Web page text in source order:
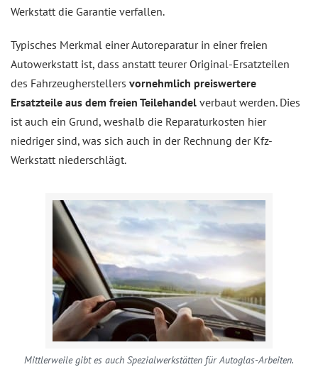
Werkstatt die Garantie verfallen.
Typisches Merkmal einer Autoreparatur in einer freien
Autowerkstatt ist, dass anstatt teurer Original-Ersatzteilen
des Fahrzeugherstellers vornehmlich preiswertere
Ersatzteile aus dem freien Teilehandel verbaut werden. Dies
ist auch ein Grund, weshalb die Reparaturkosten hier
niedriger sind, was sich auch in der Rechnung der Kfz-
Werkstatt niederschlägt.
Mittlerweile gibt es auch Spezialwerkstätten für Autoglas-Arbeiten.